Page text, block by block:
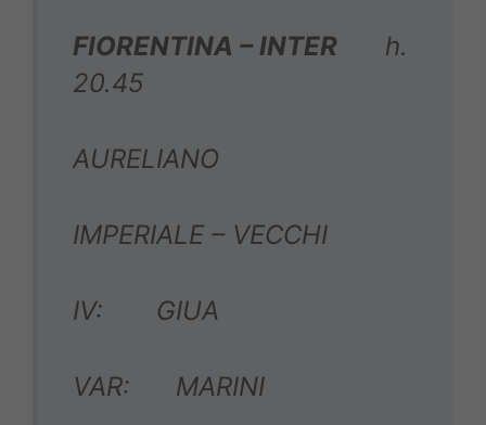
FIORENTINA – INTER
h.
20.45
AURELIANO
IMPERIALE – VECCHI
IV: GIUA
VAR: MARINI